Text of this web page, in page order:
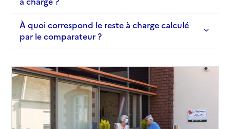
À quoi correspond le reste à charge calculé
par le comparateur ?